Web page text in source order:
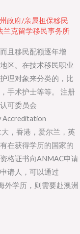
政府/亲属担保移民
兰克留学移民事务所
且移民配额逐年增
区。在技术移民职业
理对象来分类的，比
手术护士等等。 注册
可委员会
Accreditation
，香港，爱尔兰，英
在获得学历的国家的
格证书向ANMAC申请
请人，可以通过
外学历，则需要赴澳洲